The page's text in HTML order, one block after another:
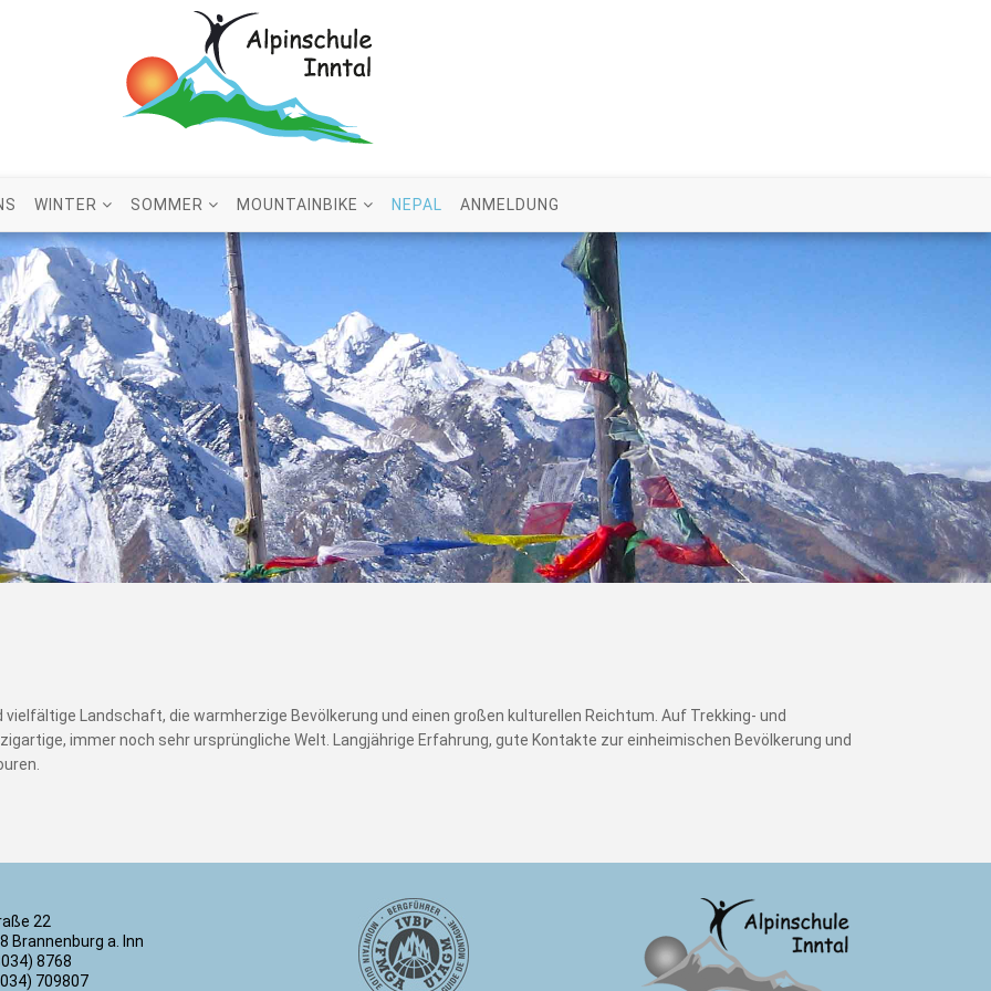
WINTER SOMMER MOUNTAINBIKE NEPAL ANMELDUNG
Landschaft, die warmherzige Bevölkerung und einen großen kulturellen Reichtum. Auf Trekking- und
immer noch sehr ursprüngliche Welt. Langjährige Erfahrung, gute Kontakte zur einheimischen Bevölkerung und
22
Brannenburg a. Inn
8768
709807